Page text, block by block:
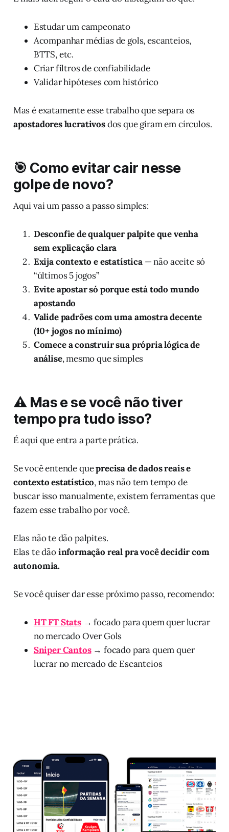
Estudar um campeonato
Acompanhar médias de gols, escanteios,
BTTS, etc.
Criar filtros de confiabilidade
Validar hipóteses com histórico
Mas é exatamente esse trabalho que separa os
apostadores lucrativosdos que giram em círculos.
🎯 Como evitar cair nesse
golpe de novo?
Aqui vai um passo a passo simples:
Desconfie de qualquer palpite que venha
sem explicação clara
Exija contexto e estatística— não aceite só
“últimos 5 jogos”
Evite apostar só porque está todo mundo
apostando
Valide padrões com uma amostra decente
(10+ jogos no mínimo)
Comece a construir sua própria lógica de
análise, mesmo que simples
⚠️ Mas e se você não tiver
tempo pra tudo isso?
É aqui que entra a parte prática.
Se você entende queprecisa de dados reais e
contexto estatístico, mas não tem tempo de
buscar isso manualmente, existem ferramentas que
fazem esse trabalho por você.
Elas não te dão palpites.
Elas te dãoinformação real pra você decidir com
autonomia.
Se você quiser dar esse próximo passo, recomendo:
HT FT Stats→ focado para quem quer lucrar
no mercado Over Gols
Sniper Cantos→ focado para quem quer
lucrar no mercado de Escanteios